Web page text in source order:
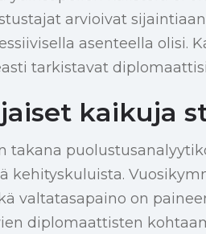
arvioivat
asenteella olisi.
tarkistavat
kaikuja
takana
kehityskuluista.
valtatasapaino on
diplomaattisten